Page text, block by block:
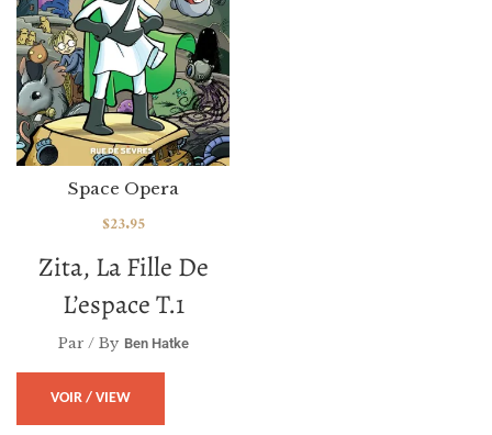
Zita, La Fille De
L’espace T.1
Space Opera
$23.95
Par / By Ben Hatke
VOIR / VIEW